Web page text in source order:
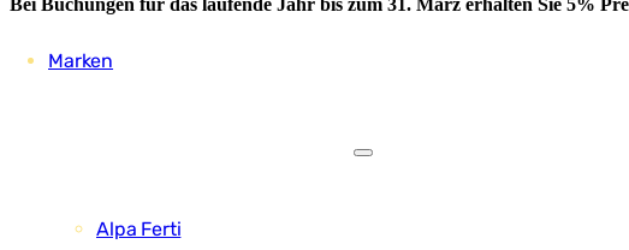
Marken
Alpa Ferti
Bei Buchungen für das laufende Jahr bis zum 31. März erhalten Sie 5%